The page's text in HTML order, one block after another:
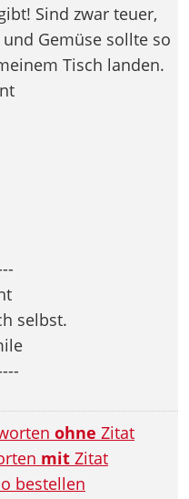
Sind zwar teuer,
Gemüse sollte so
Tisch landen.
selbst.
ohne Zitat
mit Zitat
bestellen